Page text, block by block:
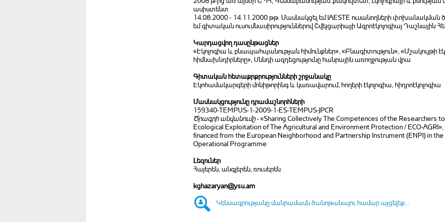
ասիստենտ
14.08.2000 - 14.11.2000 թթ. Մասնակցել եմ IAESTE ուսանողների փոխանակման
եմ գիտական ուսումնասիրություններով Շվեյցարիայի Ագրոէկոլոգիայ
Կարդացվող դասընթացներ
«Էկոլոգիա և բնապահպանության հիմունքներ», «Բնագիտություն», «Մշակույթի
հիմնախնդիրները», Սննդի ազդեցությունը հանրային առողջության վրա
Գիտական հետաքրքրությունների շրջանակը
Էկոհամակարգերի մոնիթորինգ և կառավարում, հողերի էկոլոգիա, հիդրոէկոլոգիա
Մասնակցությունը դրամաշնորհների
159340-TEMPUS-1-2009-1-ES-TEMPUS-JPCR
Ծրագրի անվանումը- «Sharing Collectively The Competences of the Researchers
Ecological Exploitation of The Agricultural and Environment Protection / ECO-
financed from the European Neighborhood and Partnership Instrument (ENPI) in
Operational Programme
Լեզուներ
Հայերեն, անգլերեն, ռուսերեն
kghazaryan@ysu.am
Կենսագրությանը մանրամասն ծանոթանալու համար այցելեք...